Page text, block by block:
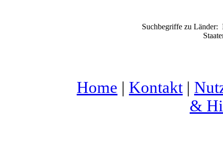
Suchbegriffe zu Länder:
Home | Kontakt |
&